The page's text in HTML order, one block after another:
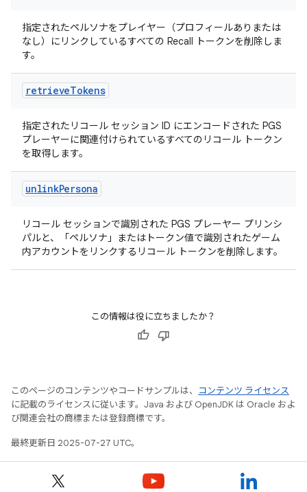
指定されたペルソナをプレイヤー（プロフィールありまたは
なし）にリンクしているすべての Recall トークンを削除しま
す。
retrieveTokens
指定されたリコール セッション ID にエンコードされた PGS
プレーヤーに関連付けられているすべてのリコール トークン
を取得します。
unlinkPersona
リコール セッションで識別された PGS プレーヤー プリンシ
パルと、「ペルソナ」またはトークン値で識別されたゲーム
内アカウントをリンクするリコール トークンを削除します。
この情報は役に立ちましたか？
このページのコンテンツやコードサンプルは、
コンテンツ ライセンス
に記載のライセンスに従います。Java および OpenJDK は Oracle およ
び関連会社の商標または登録商標です。
最終更新日 2025-07-27 UTC。